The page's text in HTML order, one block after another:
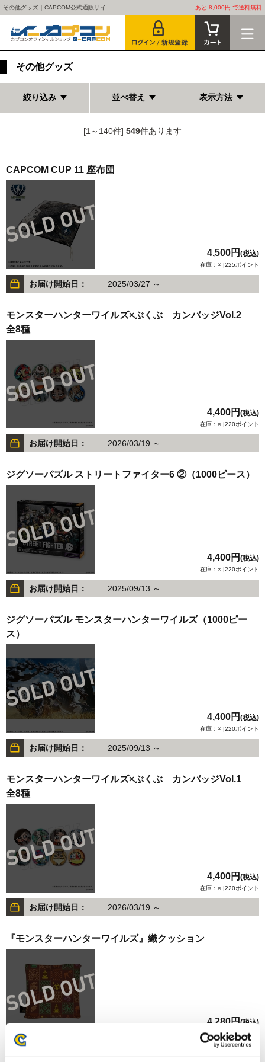
その他グッズ｜CAPCOM公式通販サイ... あと 8,000円 で送料無料
その他グッズ
絞り込み 並べ替え 表示方法
[1～140件] 549件あります
CAPCOM CUP 11 座布団
4,500円 (税込)
在庫：× |225ポイント
お届け開始日： 2025/03/27 ～
モンスターハンターワイルズ×ぶくぶ カンバッジVol.2
全8種
4,400円 (税込)
在庫：× |220ポイント
お届け開始日： 2026/03/19 ～
ジグソーパズル ストリートファイター6 ②（1000ピース）
4,400円 (税込)
在庫：× |220ポイント
お届け開始日： 2025/09/13 ～
ジグソーパズル モンスターハンターワイルズ（1000ピー
ス）
4,400円 (税込)
在庫：× |220ポイント
お届け開始日： 2025/09/13 ～
モンスターハンターワイルズ×ぶくぶ カンバッジVol.1
全8種
4,400円 (税込)
在庫：× |220ポイント
お届け開始日： 2026/03/19 ～
『モンスターハンターワイルズ』織クッション
4,280円(税込)
在庫：× |214ポイント